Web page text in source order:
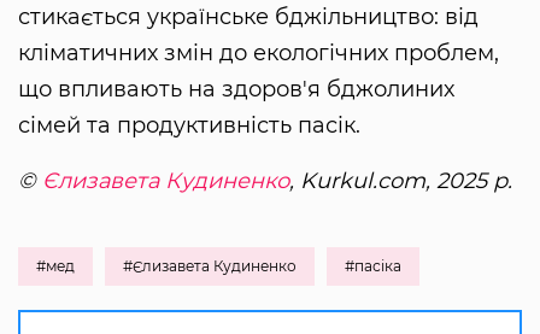
стикається українське бджільництво: від
кліматичних змін до екологічних проблем,
що впливають на здоров'я бджолиних
сімей та продуктивність пасік.
© Єлизавета Кудиненко, Kurkul.com, 2025 р.
#мед #Єлизавета Кудиненко #пасіка